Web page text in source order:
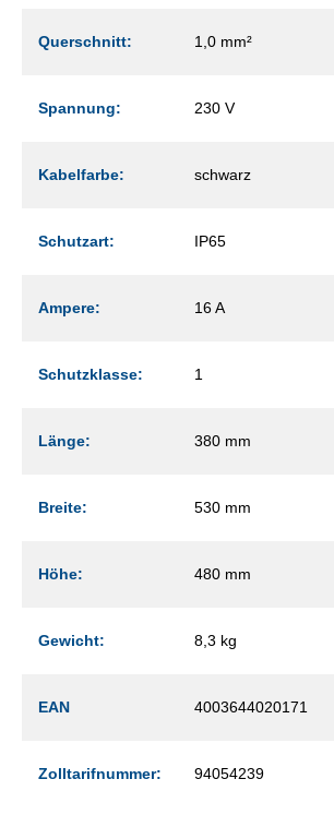
Querschnitt: 1,0 mm²
Spannung: 230 V
Kabelfarbe: schwarz
Schutzart: IP65
Ampere: 16 A
Schutzklasse: 1
Länge: 380 mm
Breite: 530 mm
Höhe: 480 mm
Gewicht: 8,3 kg
EAN 4003644020171
Zolltarifnummer: 94054239